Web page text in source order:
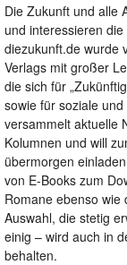
Die Zukunft und alle
und interessieren
diezukunft.de wurde
Verlags mit großer
die sich für
sowie für soziale
versammelt aktuelle
Kolumnen und will
übermorgen
von E-Books zum
Romane ebenso
Auswahl, die stetig
einig – wird auch in
behalten.